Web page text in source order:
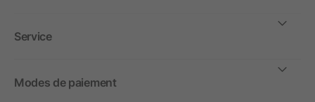
Service
Modes de paiement